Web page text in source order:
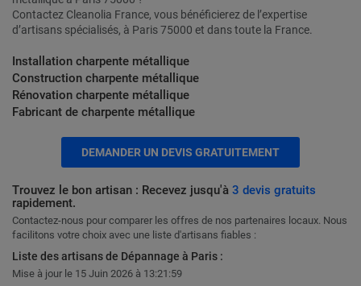
Contactez Cleanolia France, vous bénéficierez de l’expertise
d’artisans spécialisés, à Paris 75000 et dans toute la France.
Installation charpente métallique
Construction charpente métallique
Rénovation charpente métallique
Fabricant de charpente métallique
DEMANDER UN DEVIS GRATUITEMENT
Trouvez le bon artisan : Recevez jusqu'à 3 devis gratuits
rapidement.
Contactez-nous pour comparer les offres de nos partenaires locaux. Nous
facilitons votre choix avec une liste d'artisans fiables :
Liste des artisans de Dépannage à Paris :
Mise à jour le 15 Juin 2026 à 13:21:59